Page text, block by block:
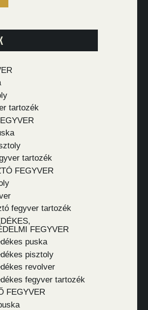
tartozék
tartozék
FEGYVER
fegyver tartozék
FEGYVER
puska
pisztoly
revolver
fegyver tartozék
FEGYVER